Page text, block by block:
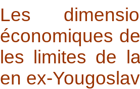
Les
économiques
les limites de
en ex-